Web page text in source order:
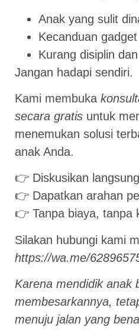
Anak yang sulit
Kecanduan gadget
Kurang disiplin
Jangan hadapi sendiri.
Kami membuka
secara gratis untuk
menemukan solusi
anak Anda.
👉 Diskusikan
👉 Dapatkan arahan
👉 Tanpa biaya, tanpa
Silakan hubungi kami
https://wa.me/
Karena mendidik anak
membesarkannya,
menuju jalan yang